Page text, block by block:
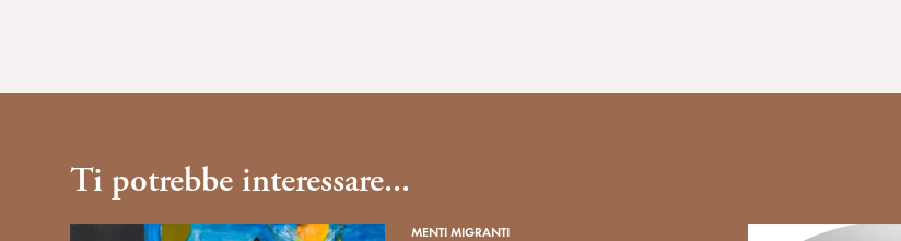
Ti potrebbe interessare...
MENTI MIGRANTI